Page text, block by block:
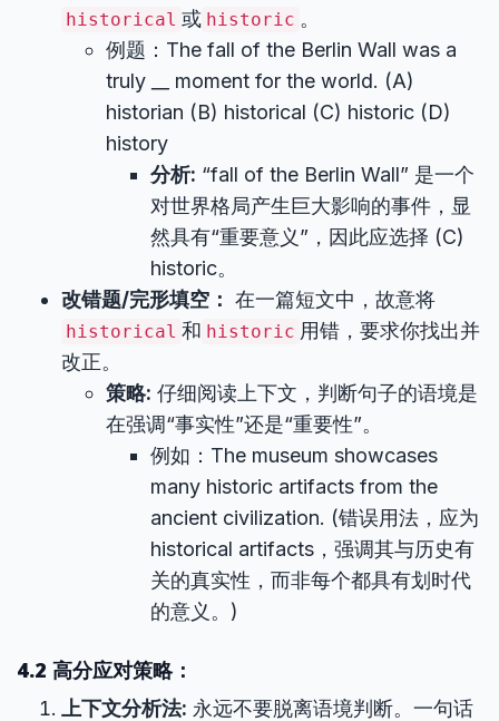
historical 或 historic 。
例题：The fall of the Berlin Wall was a
truly
moment for the world. (A)
historian (B) historical (C) historic (D)
history
分析: “fall of the Berlin Wall” 是一个
对世界格局产生巨大影响的事件，显
然具有“重要意义”，因此应选择 (C)
historic。
改错题/完形填空： 在一篇短文中，故意将
historical 和 historic 用错，要求你找出并
改正。
策略: 仔细阅读上下文，判断句子的语境是
在强调“事实性”还是“重要性”。
例如：The museum showcases
many historic artifacts from the
ancient civilization. (错误用法，应为
historical artifacts，强调其与历史有
关的真实性，而非每个都具有划时代
的意义。)
4.2 高分应对策略：
上下文分析法: 永远不要脱离语境判断。一句话